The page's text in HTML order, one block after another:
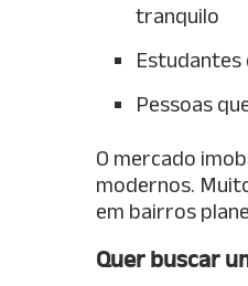
tranquilo
Estudantes
Pessoas
O mercado
modernos.
em bairros
Quer buscar